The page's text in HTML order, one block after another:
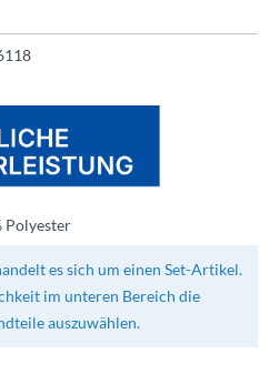
Polyester
es sich um einen Set-Artikel.
im unteren Bereich die
auszuwählen.